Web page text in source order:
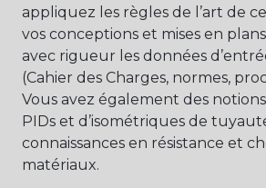
appliquez les règles de l’art de
vos conceptions et mises en
avec rigueur les données
(Cahier des Charges, normes,
Vous avez également des
PIDs et d’isométriques de
connaissances en résistance et
matériaux.